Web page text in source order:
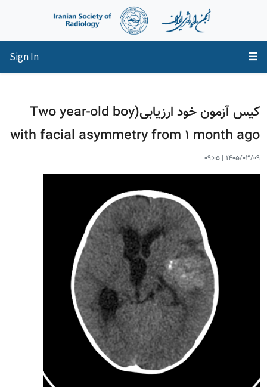
Sign In
کیس آزمون خود ارزیابی(Two year-old boy
with facial asymmetry from 1 month ago
1405/03/09
|
09:05